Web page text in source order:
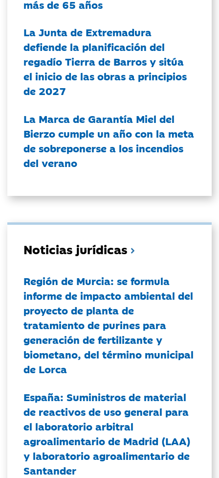
más de 65 años
La Junta de Extremadura
defiende la planificación del
regadío Tierra de Barros y sitúa
el inicio de las obras a principios
de 2027
La Marca de Garantía Miel del
Bierzo cumple un año con la meta
de sobreponerse a los incendios
del verano
Noticias jurídicas
Región de Murcia: se formula
informe de impacto ambiental del
proyecto de planta de
tratamiento de purines para
generación de fertilizante y
biometano, del término municipal
de Lorca
España: Suministros de material
de reactivos de uso general para
el laboratorio arbitral
agroalimentario de Madrid (LAA)
y laboratorio agroalimentario de
Santander